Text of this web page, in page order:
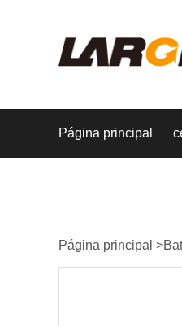
Página principal
Página principal >